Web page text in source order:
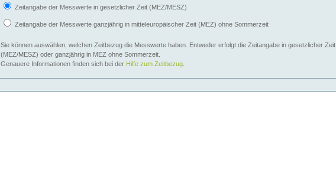
Zeitangabe der Messwerte in gesetzlicher Zeit (MEZ/MESZ)
Zeitangabe der Messwerte ganzjährig in mitteleuropäischer Zeit (MEZ) ohne Sommerzeit
Sie können auswählen, welchen Zeitbezug die Messwerte haben. Entweder erfolgt die Zeitangabe in gesetzlicher Zeit
(MEZ/MESZ) oder ganzjährig in MEZ ohne Sommerzeit.
Genauere Informationen finden sich bei der Hilfe zum Zeitbezug